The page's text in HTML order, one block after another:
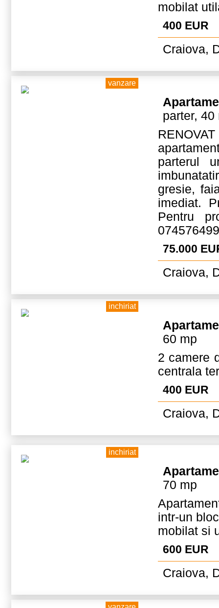
mobilat
400 EUR
Craiova,
vanzare
parter, 40
parterul
gresie,
imediat.
Pentru
75.000
Craiova,
inchiriat
60 mp
2 camere
centrala
400 EUR
Craiova,
inchiriat
70 mp
intr-un
mobilat si
600 EUR
Craiova,